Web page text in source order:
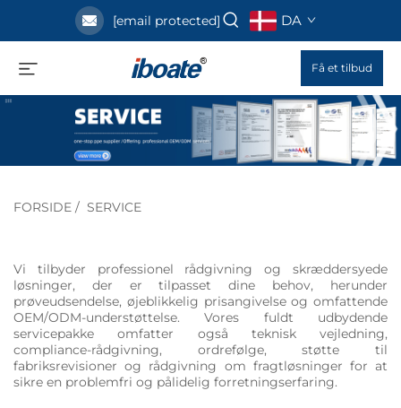
[email protected] DA
Få et tilbud
FORSIDE / SERVICE
Vi tilbyder professionel rådgivning og skræddersyede
løsninger, der er tilpasset dine behov, herunder
prøveudsendelse, øjeblikkelig prisangivelse og omfattende
OEM/ODM-understøttelse. Vores fuldt udbydende
servicepakke omfatter også teknisk vejledning,
compliance-rådgivning, ordrefølge, støtte til
fabriksrevisioner og rådgivning om fragtløsninger for at
sikre en problemfri og pålidelig forretningserfaring.